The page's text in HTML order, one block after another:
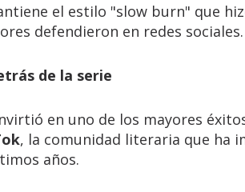
el estilo "slow burn" que
defendieron en redes sociales.
de la serie
en uno de los mayores
, la comunidad literaria que ha
años.